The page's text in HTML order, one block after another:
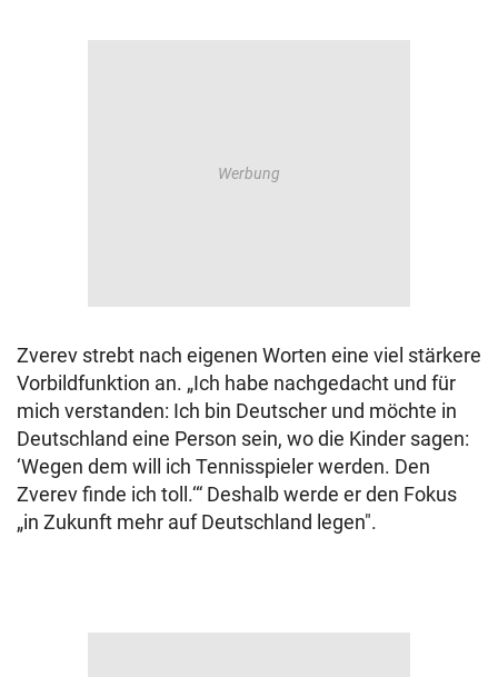
Zverev strebt nach eigenen Worten eine viel stärkere
Vorbildfunktion an. „Ich habe nachgedacht und für
mich verstanden: Ich bin Deutscher und möchte in
Deutschland eine Person sein, wo die Kinder sagen:
‘Wegen dem will ich Tennisspieler werden. Den
Zverev finde ich toll.‘“ Deshalb werde er den Fokus
„in Zukunft mehr auf Deutschland legen".